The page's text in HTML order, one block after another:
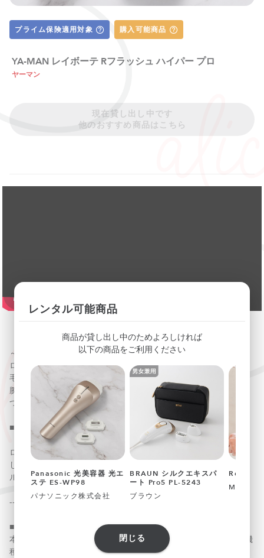
プライム保険適用対象 購入可能商品
YA-MAN レイボーテ Rフラッシュ ハイパー プロ
ヤーマン
現在貸し出し中です
他のおすすめ商品はこちら
～こんな方におすすめ〜
ローラー式連射とLED美顔機能を備えて高速・効率的なムダ
毛ケアを目指したい方に。
腕・脚・脇・VIO・顔といった複数部位を１台で対応しつ
つ、美肌効果も同時に期待したい方に。
■製品概要
「YA-MAN レイボーテ Rフラッシュ ハイパー プロ」は、サ
ロンでも使われる技術を応用した IPL／キセノン方式を採用
し、家庭用光美容器の中で高出力と高速処理を実現したモデ
ルです。
--
■出力・照射性能
本機はキセノンランプを2本搭載（Wランプ構成）し、従来機
種比で出力強化が図られています。
レンタル可能商品
商品が貸し出し中のためよろしければ
以下の商品をご利用ください
Panasonic 光美容器 光エ
ステ ES-WP98
パナソニック株式会社
BRAUN シルクエキスパ
ート Pro5 PL-5243
ブラウン
ReFa
MTG
閉じる